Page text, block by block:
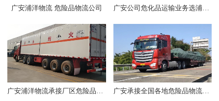
广安浦洋物流 危险品物流公司 广安公司危化品运输业务选浦洋物流
广安浦洋物流承接厂区危险品物流 广安承接全国各地危险品物流业务